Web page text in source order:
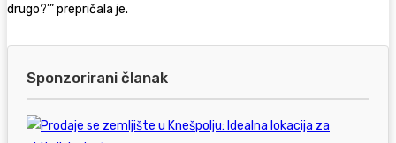
drugo?’” prepričala je.
Sponzorirani članak